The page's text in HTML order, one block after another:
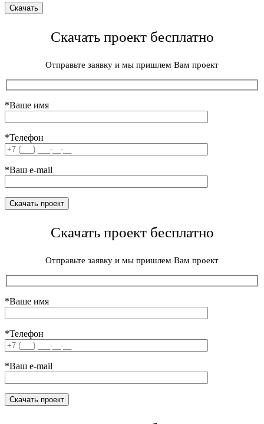
Скачать проект бесплатно
Отправьте заявку и мы пришлем Вам проект
*Ваше имя
*Телефон
*Ваш e-mail
Скачать проект бесплатно
Отправьте заявку и мы пришлем Вам проект
*Ваше имя
*Телефон
*Ваш e-mail